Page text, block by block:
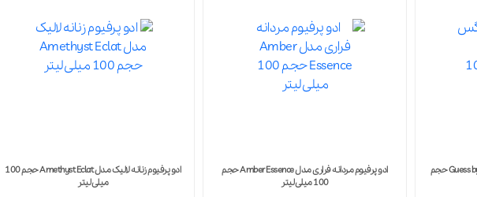
ادو پرفیوم مردانه فراری مدل Amber Essence حجم
ادو پرفیوم زنانه لالیک مدل Amethyst Eclat حجم 100
میلی لیتر
ادو پرفیوم زنانه مون بلان مدل Lady Emblem حجم 75
میلی‌لیتر